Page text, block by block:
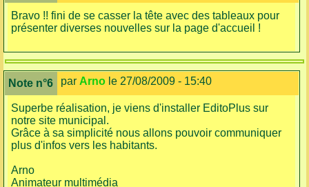
Bravo !! fini de se casser la tête avec des tableaux pour
présenter diverses nouvelles sur la page d'accueil !
Note n°6 par Arno le 27/08/2009 - 15:40
Superbe réalisation, je viens d'installer EditoPlus sur
notre site municipal.
Grâce à sa simplicité nous allons pouvoir communiquer
plus d'infos vers les habitants.
Arno
Animateur multimédia